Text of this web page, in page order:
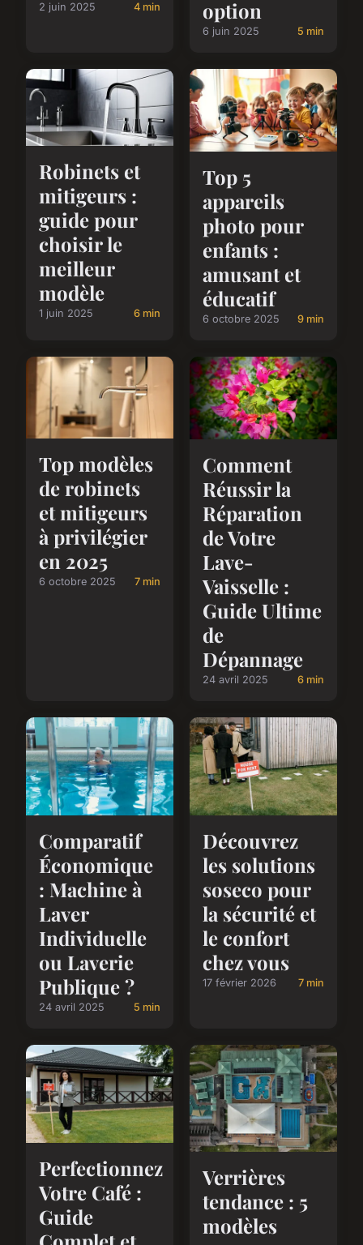
2 juin 2025 4 min
option
6 juin 2025 5 min
Robinets et
mitigeurs :
guide pour
choisir le
meilleur
modèle
1 juin 2025 6 min
Top 5
appareils
photo pour
enfants :
amusant et
éducatif
6 octobre 2025 9 min
Top modèles
de robinets
et mitigeurs
à privilégier
en 2025
6 octobre 2025 7 min
Comment
Réussir la
Réparation
de Votre
Lave-
Vaisselle :
Guide Ultime
de
Dépannage
24 avril 2025 6 min
Comparatif
Économique
: Machine à
Laver
Individuelle
ou Laverie
Publique ?
24 avril 2025 5 min
Découvrez
les solutions
soseco pour
la sécurité et
le confort
chez vous
17 février 2026 7 min
Perfectionnez
Votre Café :
Guide
Verrières
tendance : 5
modèles